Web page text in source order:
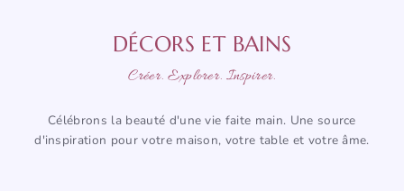
DÉCORS ET BAINS
Créer. Explorer. Inspirer.
Célébrons la beauté d'une vie faite main. Une source
d'inspiration pour votre maison, votre table et votre âme.